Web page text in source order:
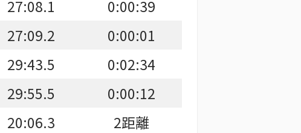
27:08.1
0:00:39
27:09.2
0:00:01
29:43.5
0:02:34
29:55.5
0:00:12
20:06.3
2距離